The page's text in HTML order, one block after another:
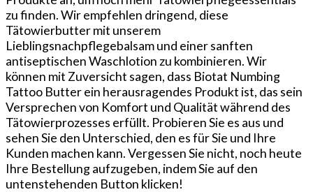
zu finden. Wir empfehlen dringend, diese
Tätowierbutter mit unserem
Lieblingsnachpflegebalsam und einer sanften
antiseptischen Waschlotion zu kombinieren. Wir
können mit Zuversicht sagen, dass Biotat Numbing
Tattoo Butter ein herausragendes Produkt ist, das sein
Versprechen von Komfort und Qualität während des
Tätowierprozesses erfüllt. Probieren Sie es aus und
sehen Sie den Unterschied, den es für Sie und Ihre
Kunden machen kann. Vergessen Sie nicht, noch heute
Ihre Bestellung aufzugeben, indem Sie auf den
untenstehenden Button klicken!